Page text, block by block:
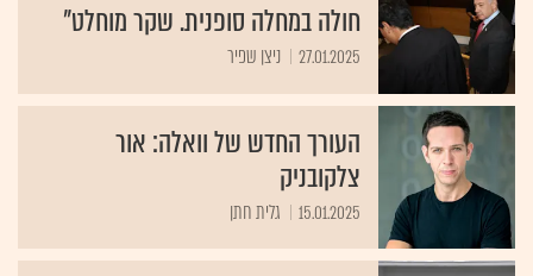
חולה במחלה סופנית. שקר מוחלט"
27.01.2025 ניצן שפיר
העורך החדש של וואלה: אור
צלקובניק
15.01.2025 גלית חתן